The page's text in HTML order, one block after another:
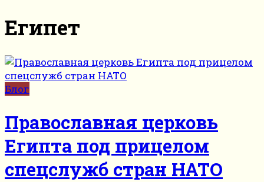
Египет
Блог
Православная церковь
Египта под прицелом
спецслужб стран НАТО